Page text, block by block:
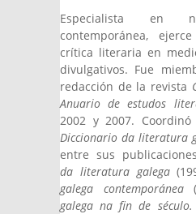
Especialista en
contemporánea,
crítica literaria en
divulgativos. Fue
redacción de la revista
Anuario de estudos
2002 y 2007.
Diccionario da literatura
entre sus
da literatura galega
galega contemporánea
galega na fin de